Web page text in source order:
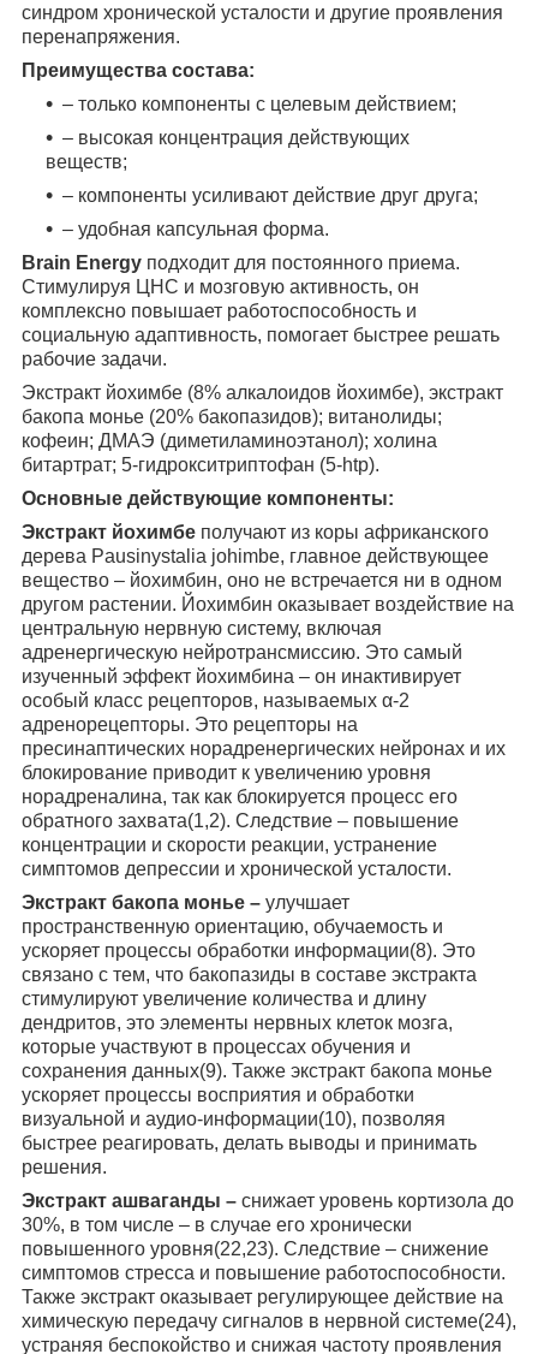
синдром хронической усталости и другие проявления
перенапряжения.
Преимущества состава:
– только компоненты с целевым действием;
– высокая концентрация действующих
веществ;
– компоненты усиливают действие друг друга;
– удобная капсульная форма.
Brain Energy подходит для постоянного приема.
Стимулируя ЦНС и мозговую активность, он
комплексно повышает работоспособность и
социальную адаптивность, помогает быстрее решать
рабочие задачи.
Экстракт йохимбе (8% алкалоидов йохимбе), экстракт
бакопа монье (20% бакопазидов); витанолиды;
кофеин; ДМАЭ (диметиламиноэтанол); холина
битартрат; 5-гидрокситриптофан (5-htp).
Основные действующие компоненты:
Экстракт йохимбе получают из коры африканского
дерева Pausinystalia johimbe, главное действующее
вещество – йохимбин, оно не встречается ни в одном
другом растении. Йохимбин оказывает воздействие на
центральную нервную систему, включая
адренергическую нейротрансмиссию. Это самый
изученный эффект йохимбина – он инактивирует
особый класс рецепторов, называемых α-2
адренорецепторы. Это рецепторы на
пресинаптических норадренергических нейронах и их
блокирование приводит к увеличению уровня
норадреналина, так как блокируется процесс его
обратного захвата(1,2). Следствие – повышение
концентрации и скорости реакции, устранение
симптомов депрессии и хронической усталости.
Экстракт бакопа монье – улучшает
пространственную ориентацию, обучаемость и
ускоряет процессы обработки информации(8). Это
связано с тем, что бакопазиды в составе экстракта
стимулируют увеличение количества и длину
дендритов, это элементы нервных клеток мозга,
которые участвуют в процессах обучения и
сохранения данных(9). Также экстракт бакопа монье
ускоряет процессы восприятия и обработки
визуальной и аудио-информации(10), позволяя
быстрее реагировать, делать выводы и принимать
решения.
Экстракт ашваганды – снижает уровень кортизола до
30%, в том числе – в случае его хронически
повышенного уровня(22,23). Следствие – снижение
симптомов стресса и повышение работоспособности.
Также экстракт оказывает регулирующее действие на
химическую передачу сигналов в нервной системе(24),
устраняя беспокойство и снижая частоту проявления